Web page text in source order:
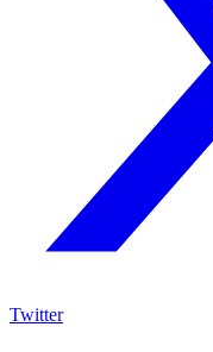
Twitter